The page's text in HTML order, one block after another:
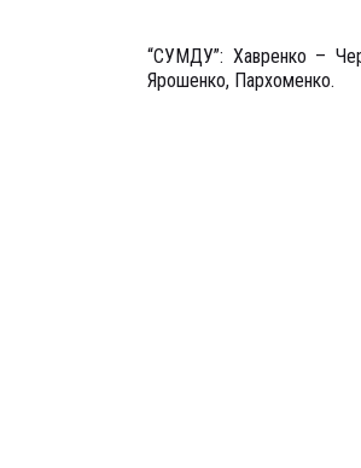
“СУМДУ”: Хавренко –
Ярошенко, Пархоменко.